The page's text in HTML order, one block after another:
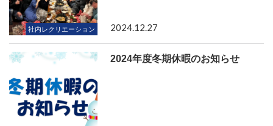
社内レクリエーション 2024.12.27
2024年度冬期休暇のお知らせ